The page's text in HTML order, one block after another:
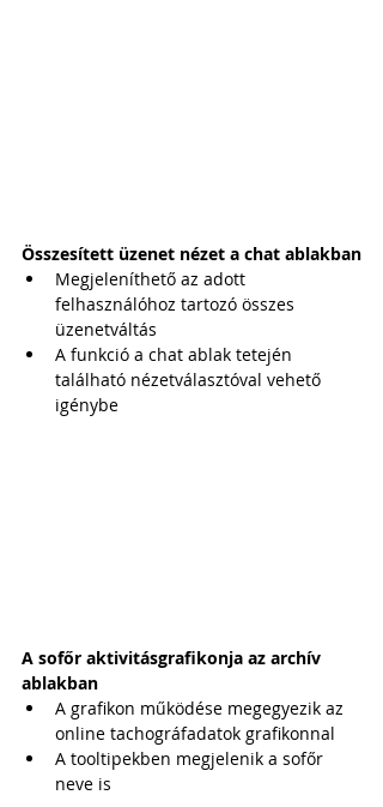
Összesített üzenet nézet a chat ablakban
Megjeleníthető az adott
felhasználóhoz tartozó összes
üzenetváltás
A funkció a chat ablak tetején
található nézetválasztóval vehető
igénybe
A sofőr aktivitásgrafikonja az archív
ablakban
A grafikon működése megegyezik az
online tachográfadatok grafikonnal
A tooltipekben megjelenik a sofőr
neve is